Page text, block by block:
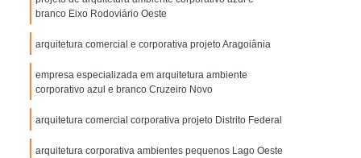
Biofilia para Arquitetura
Biofílico Design
Biofílico Interiores
Corporativos em São Paulo
em São Paulo
em São Paulo
branco Eixo Rodoviário Oeste
arquitetura comercial e corporativa projeto Aragoiânia
empresa especializada em arquitetura ambiente
corporativo azul e branco Cruzeiro Novo
arquitetura comercial corporativa projeto Distrito Federal
arquitetura corporativa ambientes pequenos Lago Oeste